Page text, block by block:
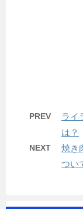
PREV
ライ
は？
NEXT
焼き
つい